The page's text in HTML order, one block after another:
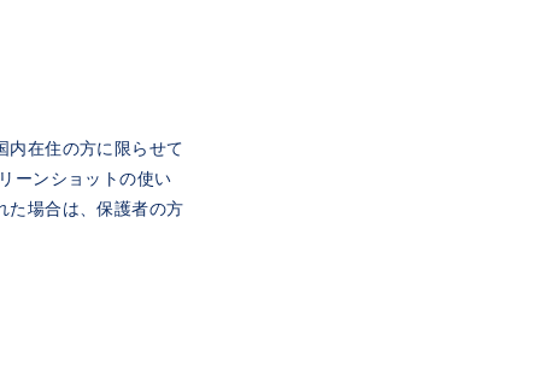
在住の方に限らせて
ーンショットの使い
た場合は、保護者の方